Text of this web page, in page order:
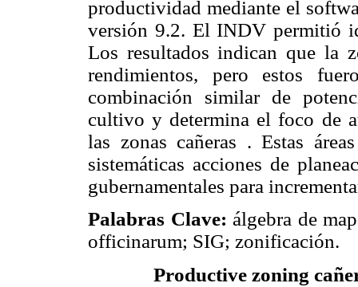
productividad mediante el
versión 9.2. El INDV permitió
Los resultados indican que la
rendimientos, pero estos
combinación similar de
cultivo y determina el foco de
las zonas cañeras . Estas
sistemáticas acciones de
gubernamentales para
Palabras Clave: álgebra de
officinarum; SIG; zonificación.
Productive zoning